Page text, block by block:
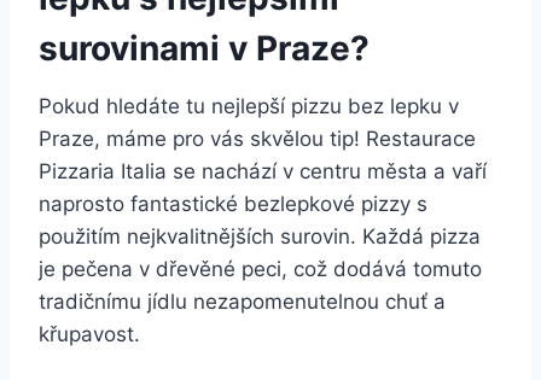
surovinami v Praze?
Pokud hledáte tu nejlepší pizzu bez lepku v
Praze, máme pro vás skvělou tip! Restaurace
Pizzaria Italia se nachází v centru města a vaří
naprosto fantastické bezlepkové pizzy s
použitím nejkvalitnějších surovin. Každá pizza
je pečena v dřevěné peci, což dodává tomuto
tradičnímu jídlu nezapomenutelnou chuť a
křupavost.